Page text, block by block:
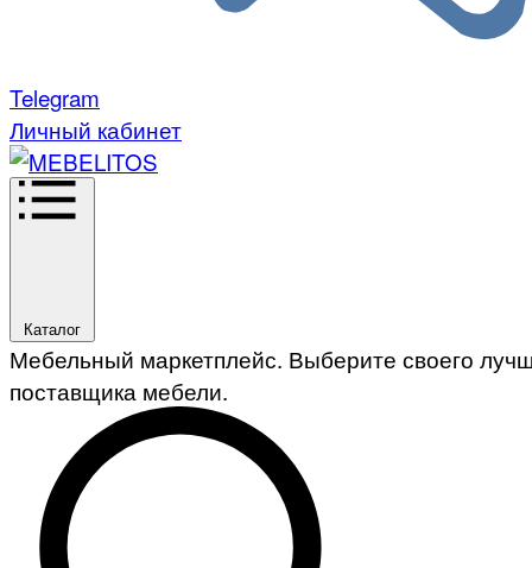
Telegram
Личный кабинет
Каталог
Мебельный маркетплейс. Выберите своего
поставщика мебели.